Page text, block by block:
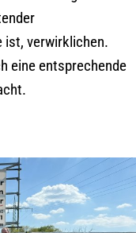
ist, verwirklichen.
eine entsprechende